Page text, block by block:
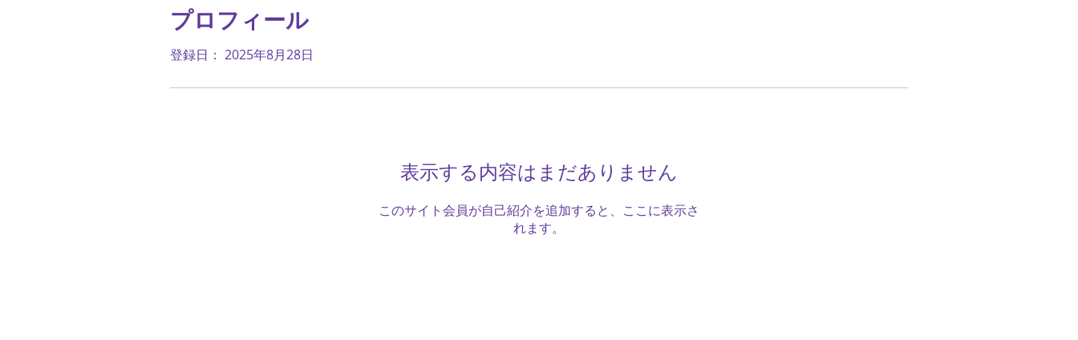
プロフィール
登録日： 2025年8月28日
表示する内容はまだありません
このサイト会員が自己紹介を追加すると、ここに表示さ
れます。